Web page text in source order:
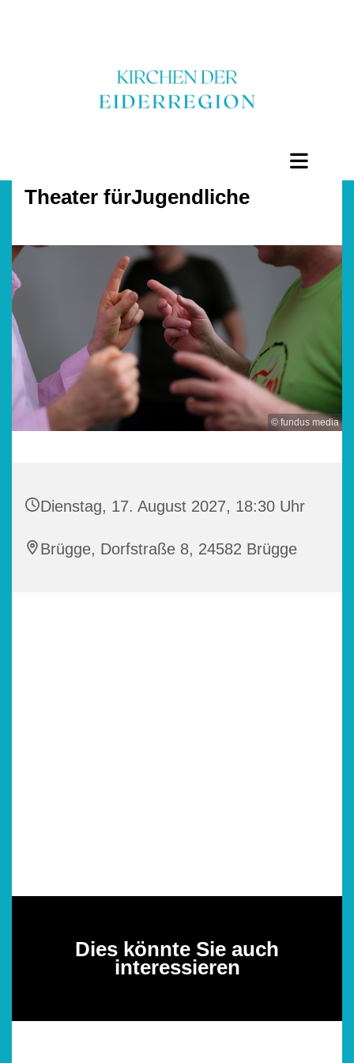
Theater fürJugendliche
© fundus media
Dienstag, 17. August 2027, 18:30 Uhr
Brügge, Dorfstraße 8, 24582 Brügge
Dies könnte Sie auch
interessieren